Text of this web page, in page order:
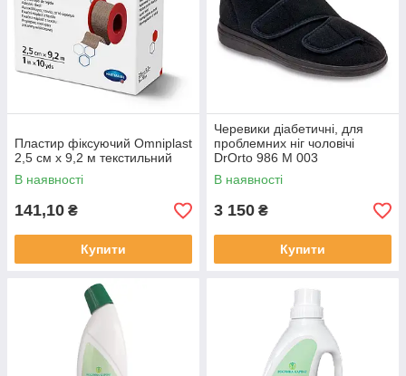
Пластир фіксуючий Omniplast
2,5 см х 9,2 м текстильний
В наявності
141,10 ₴
Купити
Черевики діабетичні, для
проблемних ніг чоловічі
DrOrto 986 M 003
В наявності
3 150 ₴
Купити